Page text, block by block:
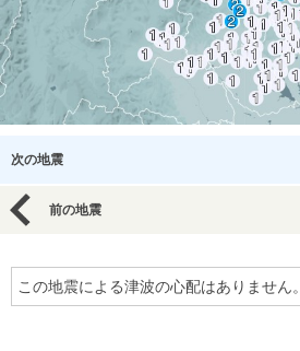
次の地震
前の地震
この地震による津波の心配はありません。